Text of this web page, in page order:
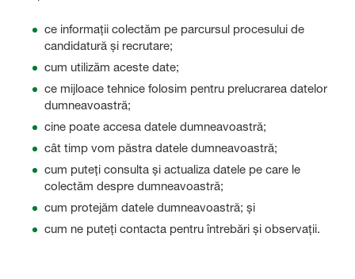
ce informații colectăm pe parcursul procesului de
candidatură și recrutare;
cum utilizăm aceste date;
ce mijloace tehnice folosim pentru prelucrarea datelor
dumneavoastră;
cine poate accesa datele dumneavoastră;
cât timp vom păstra datele dumneavoastră;
cum puteți consulta și actualiza datele pe care le
colectăm despre dumneavoastră;
cum protejăm datele dumneavoastră; și
cum ne puteți contacta pentru întrebări și observații.